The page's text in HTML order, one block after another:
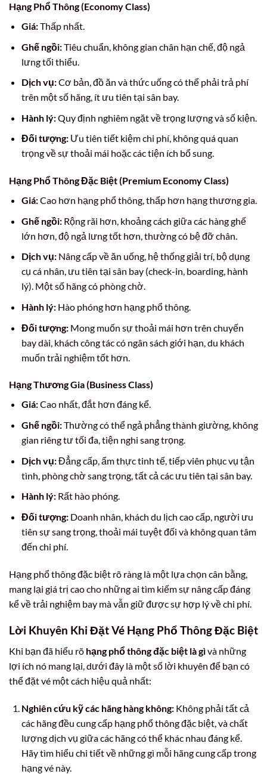
Hạng Phổ Thông (Economy Class)
Giá:Thấp nhất.
Ghế ngồi:Tiêu chuẩn, không gian chân hạn chế, độ ngả
lưng tối thiểu.
Dịch vụ:Cơ bản, đồ ăn và thức uống có thể phải trả phí
trên một số hãng, ít ưu tiên tại sân bay.
Hành lý:Quy định nghiêm ngặt về trọng lượng và số kiện.
Đối tượng:Ưu tiên tiết kiệm chi phí, không quá quan
trọng về sự thoải mái hoặc các tiện ích bổ sung.
Hạng Phổ Thông Đặc Biệt (Premium Economy Class)
Giá:Cao hơn hạng phổ thông, thấp hơn hạng thương gia.
Ghế ngồi:Rộng rãi hơn, khoảng cách giữa các hàng ghế
lớn hơn, độ ngả lưng tốt hơn, thường có bệ đỡ chân.
Dịch vụ:Nâng cấp về ăn uống, hệ thống giải trí, bộ dụng
cụ cá nhân, ưu tiên tại sân bay (check-in, boarding, hành
lý). Một số hãng có phòng chờ.
Hành lý:Hào phóng hơn hạng phổ thông.
Đối tượng:Mong muốn sự thoải mái hơn trên chuyến
bay dài, khách công tác có ngân sách giới hạn, du khách
muốn trải nghiệm tốt hơn.
Hạng Thương Gia (Business Class)
Giá:Cao nhất, đắt hơn đáng kể.
Ghế ngồi:Thường có thể ngả phẳng thành giường, không
gian riêng tư tối đa, tiện nghi sang trọng.
Dịch vụ:Đẳng cấp, ẩm thực tinh tế, tiếp viên phục vụ tận
tình, phòng chờ sang trọng, tất cả các ưu tiên tại sân bay.
Hành lý:Rất hào phóng.
Đối tượng:Doanh nhân, khách du lịch cao cấp, người ưu
tiên sự sang trọng, thoải mái tuyệt đối và không quan tâm
đến chi phí.
Hạng phổ thông đặc biệt rõ ràng là một lựa chọn cân bằng,
mang lại giá trị cao cho những ai tìm kiếm sự nâng cấp đáng
kể về trải nghiệm bay mà vẫn giữ được sự hợp lý về chi phí.
Lời Khuyên Khi Đặt Vé Hạng Phổ Thông Đặc Biệt
Khi bạn đã hiểu rõ hạng phổ thông đặc biệt là gìvà những
lợi ích nó mang lại, dưới đây là một số lời khuyên để bạn có
thể đặt vé một cách hiệu quả nhất:
Nghiên cứu kỹ các hãng hàng không:Không phải tất cả
các hãng đều cung cấp hạng phổ thông đặc biệt, và chất
lượng dịch vụ giữa các hãng có thể khác nhau đáng kể.
Hãy tìm hiểu chi tiết về những gì mỗi hãng cung cấp trong
hạng vé này.